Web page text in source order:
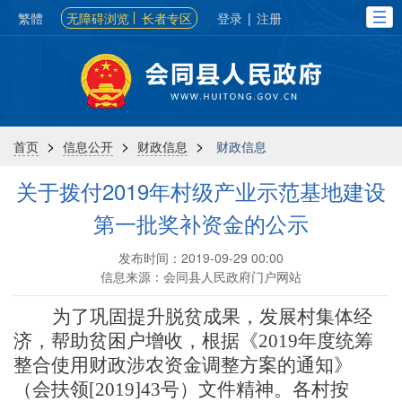
繁體 无障碍浏览 长者专区 登录 | 注册
首页 > 信息公开 > 财政信息 > 财政信息
关于拨付2019年村级产业示范基地建设
第一批奖补资金的公示
发布时间：2019-09-29 00:00
信息来源：会同县人民政府门户网站
为了巩固提升脱贫成果，发展村集体经
济，帮助贫困户增收，根据《2019年度统筹
整合使用财政涉农资金调整方案的通知》
（会扶领[2019]43号）文件精神。 各村按